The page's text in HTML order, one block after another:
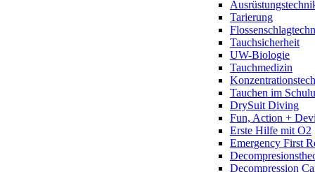
Tarierung
Tauchsicherheit
UW-Biologie
Tauchmedizin
Tauchen im
DrySuit Diving
Fun, Action +
Erste Hilfe mit O2
Emergency First
Decompression